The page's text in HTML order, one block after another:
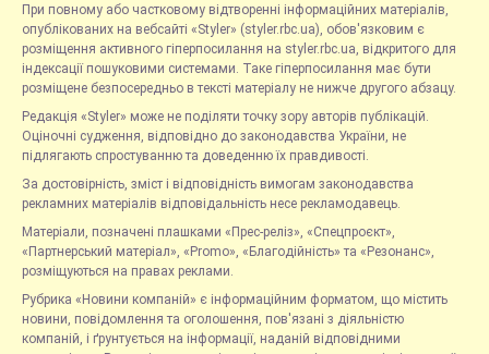
При повному або частковому відтворенні інформаційних матеріалів,
опублікованих на вебсайті «Styler» (styler.rbc.ua), обов'язковим є
розміщення активного гіперпосилання на styler.rbc.ua, відкритого для
індексації пошуковими системами. Таке гіперпосилання має бути
розміщене безпосередньо в тексті матеріалу не нижче другого абзацу.
Редакція «Styler» може не поділяти точку зору авторів публікацій.
Оціночні судження, відповідно до законодавства України, не
підлягають спростуванню та доведенню їх правдивості.
За достовірність, зміст і відповідність вимогам законодавства
рекламних матеріалів відповідальність несе рекламодавець.
Матеріали, позначені плашками «Прес-реліз», «Спецпроєкт»,
«Партнерський матеріал», «Promo», «Благодійність» та «Резонанс»,
розміщуються на правах реклами.
Рубрика «Новини компаній» є інформаційним форматом, що містить
новини, повідомлення та оголошення, пов'язані з діяльністю
компаній, і ґрунтується на інформації, наданій відповідними